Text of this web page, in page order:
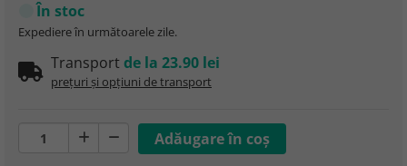
În stoc
Expediere în următoarele zile.
Transport de la 23.90 lei
prețuri și opțiuni de transport